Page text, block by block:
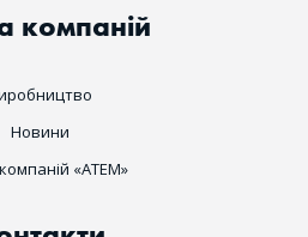
компаній
Новини
«ATEM»